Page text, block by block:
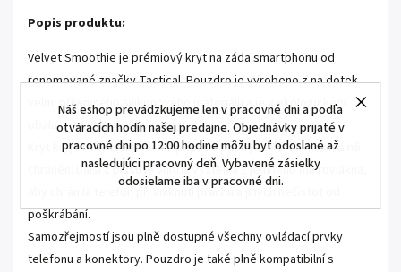
Náš eshop prevádzkujeme len v pracovné dni a podľa
otváracích hodín našej predajne. Objednávky prijaté v
pracovné dni po 12:00 hodine môžu byť odoslané až
nasledujúci pracovný deň. Vybavené zásielky
odosielame iba v pracovné dni.
Popis produktu:
Velvet Smoothie je prémiový kryt na záda smartphonu od
renomované značky Tactical. Pouzdro je vyrobeno z na dotek
velmi příjemného silikonového materiálu a je v ekologickém
obalu z recyklovaného papíru.
Kryt kryje rohy telefonu a v případě pádu je telefon maximálně
chráněn. Další z plusů je vnitřní výstelka z jemného mikrovlákna,
aby chránila telefon při vniknutí prachu a jiných nečistot od
poškrábání.
Samozřejmostí jsou plně dostupné všechny ovládací prvky
telefonu a konektory. Pouzdro je také plně kompatibilní s